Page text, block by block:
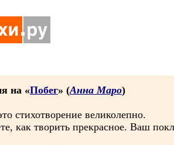
на «Побег» (Анна Маро)
стихотворение великолепно.
как творить прекрасное. Ваш